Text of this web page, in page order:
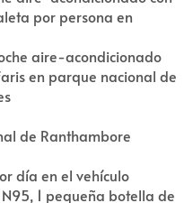
por persona en
aire-acondicionado
en parque nacional de
de Ranthambore
día en el vehículo
1 pequeña botella de